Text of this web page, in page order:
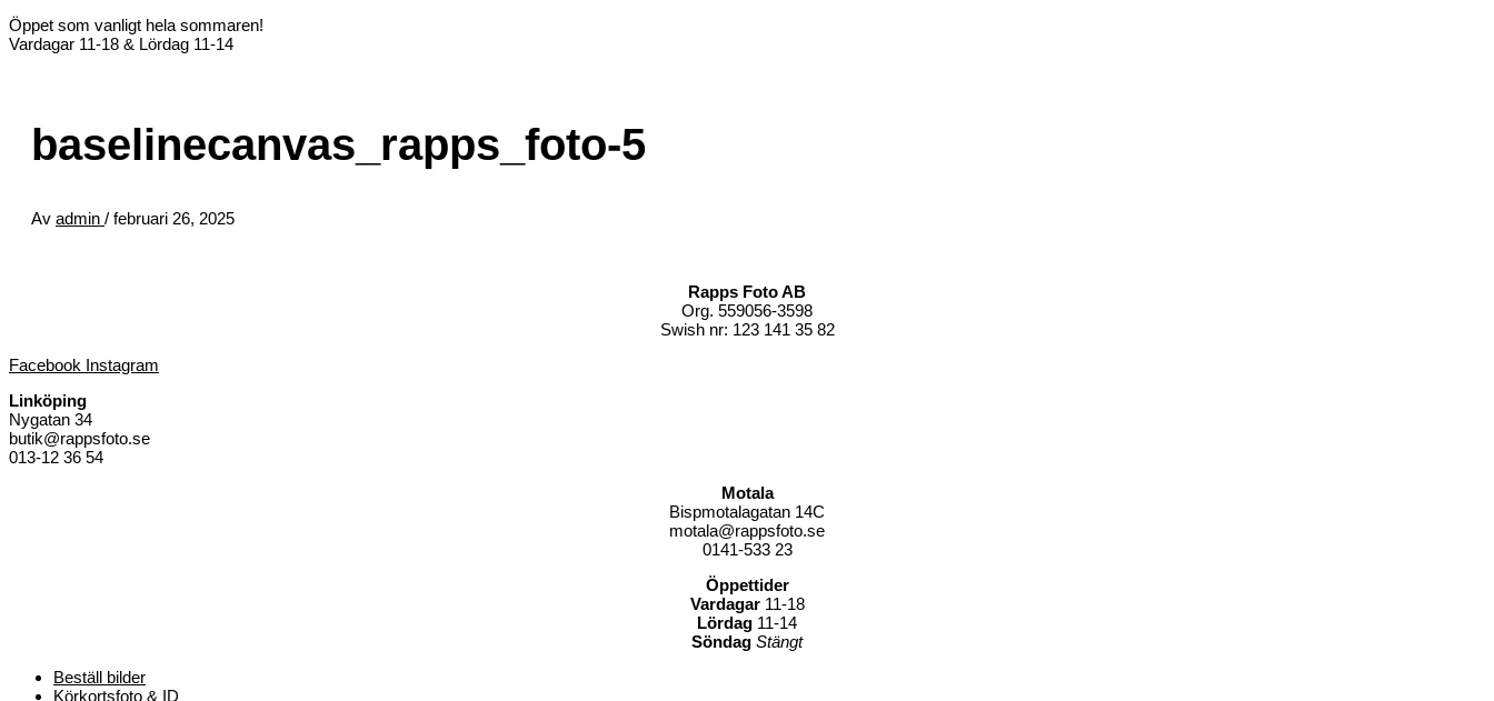
Öppet som vanligt hela sommaren!
Vardagar 11-18 & Lördag 11-14
baselinecanvas_rapps_foto-5
Av admin / februari 26, 2025
Rapps Foto AB
Org. 559056-3598
Swish nr: 123 141 35 82
Facebook Instagram
Linköping
Nygatan 34
butik@rappsfoto.se
013-12 36 54
Motala
Bispmotalagatan 14C
motala@rappsfoto.se
0141-533 23
Öppettider
Vardagar11-18
Lördag 11-14
Söndag Stängt
Beställ bilder
Körkortsfoto & ID